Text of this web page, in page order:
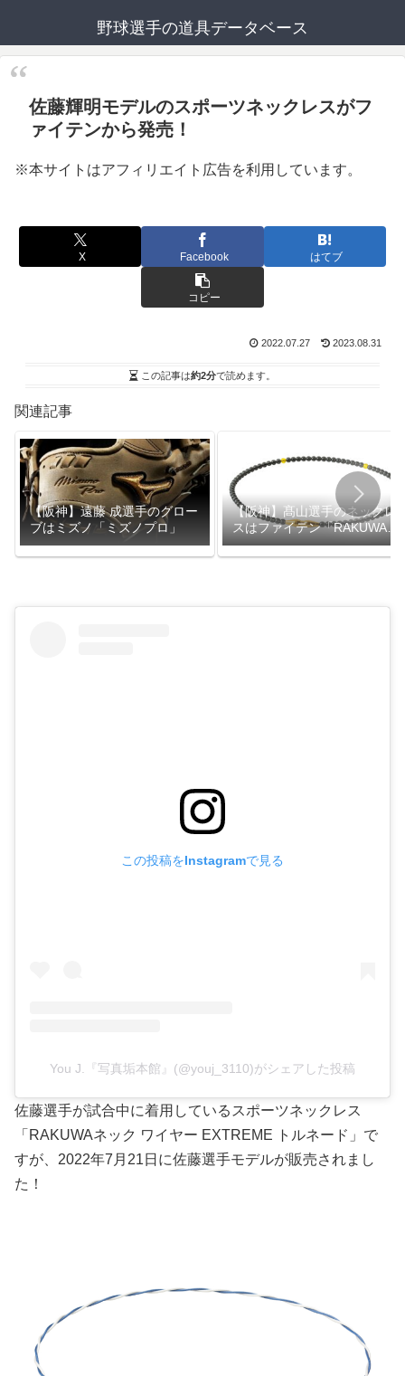
野球選手の道具データベース
佐藤輝明モデルのスポーツネックレスがフ
ァイテンから発売！
※本サイトはアフィリエイト広告を利用しています。
X Facebook はてブ
コピー
2022.07.27 2023.08.31
この記事は約2分で読めます。
関連記事
【阪神】遠藤 成選手のグロー
ブはミズノ「ミズノプロ」
【阪神】髙山選手のネックレ
スはファイテン「RAKUWAネ
ック」シリーズ
この投稿をInstagramで見る
You J.『写真垢本館』(@youj_3110)がシェアした投稿
佐藤選手が試合中に着用しているスポーツネックレス
「RAKUWAネック ワイヤー EXTREME トルネード」で
すが、2022年7月21日に佐藤選手モデルが販売されまし
た！